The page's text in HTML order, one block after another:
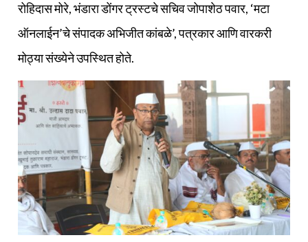
रोहिदास मोरे, भंडारा डोंगर ट्रस्टचे सचिव जोपाशेठ पवार, ‘मटा
ऑनलाईन’चे संपादक अभिजीत कांबळे’, पत्रकार आणि वारकरी
मोठ्या संख्येने उपस्थित होते.